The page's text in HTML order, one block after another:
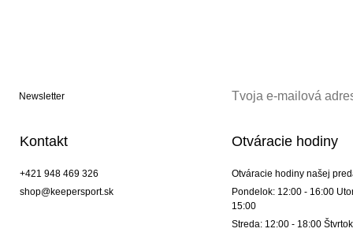
Newsletter
Kontakt
+421 948 469 326
shop@keepersport.sk
Otváracie hodiny
Otváracie hodiny našej
Pondelok: 12:00 - 16:00
15:00
Streda: 12:00 - 18:00